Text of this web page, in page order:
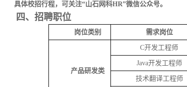
具体校招行程， 可关注“山石网科HR”微信公众号。
四、 招聘职位
岗位类别 需求岗位
产品研发类
C开发工程师
Java开发工程师
技术翻译工程师